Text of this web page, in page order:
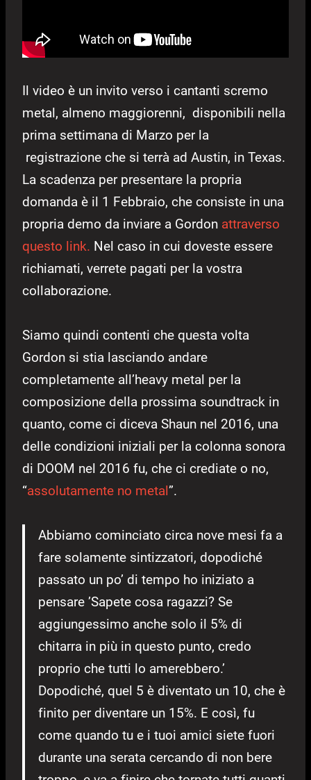
Il video è un invito verso i cantanti scremo
metal, almeno maggiorenni, disponibili nella
prima settimana di Marzo per la
registrazione che si terrà ad Austin, in Texas.
La scadenza per presentare la propria
domanda è il 1 Febbraio, che consiste in una
propria demo da inviare a Gordon attraverso
questo link. Nel caso in cui doveste essere
richiamati, verrete pagati per la vostra
collaborazione.
Siamo quindi contenti che questa volta
Gordon si stia lasciando andare
completamente all’heavy metal per la
composizione della prossima soundtrack in
quanto, come ci diceva Shaun nel 2016, una
delle condizioni iniziali per la colonna sonora
di DOOM nel 2016 fu, che ci crediate o no,
“assolutamente no metal”.
Abbiamo cominciato circa nove mesi fa a
fare solamente sintizzatori, dopodiché
passato un po’ di tempo ho iniziato a
pensare ’Sapete cosa ragazzi? Se
aggiungessimo anche solo il 5% di
chitarra in più in questo punto, credo
proprio che tutti lo amerebbero.’
Dopodiché, quel 5 è diventato un 10, che è
finito per diventare un 15%. E così, fu
come quando tu e i tuoi amici siete fuori
durante una serata cercando di non bere